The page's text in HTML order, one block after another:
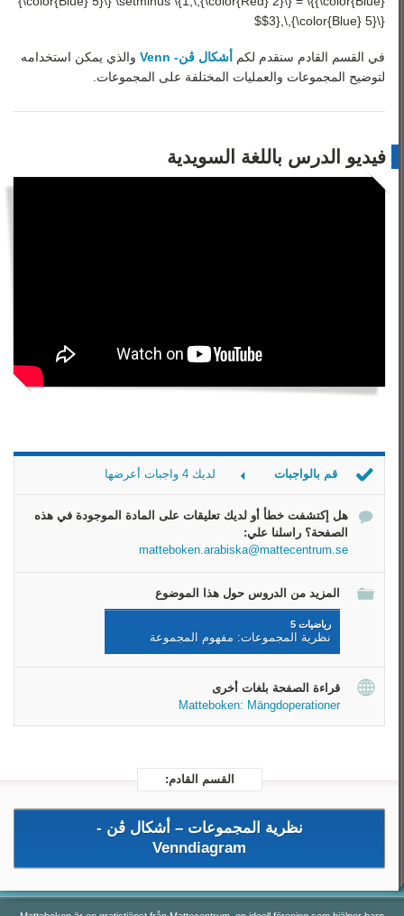
3},\,{\color{Blue} 5}\}$$
في القسم القادم سنقدم لكم أشكال ڤن- Venn
والذي يمكن استخدامه
لتوضيح المجموعات والعمليات المختلفة على المجموعات.
فيديو الدرس باللغة السويدية
قم بالواجبات لديك 4 واجبات أعرضها
المُتممة
الإتحاد
التقاطع
هل إكتشفت خطأ أو لديك تعليقات على المادة الموجودة في هذه
الصفحة؟ راسلنا علي:
matteboken.arabiska@mattecentrum.se
المزيد من الدروس حول هذا الموضوع
رياضيات 5
نظرية المجموعات: مفهوم المجموعة
قراءة الصفحة بلغات أخرى
Matteboken: Mängdoperationer
القسم القادم:
نظرية المجموعات – أشكال ڤن -
Venndiagram